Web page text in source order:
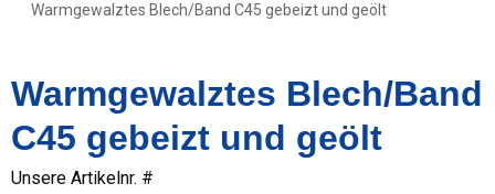
Warmgewalztes Blech/Band C45 gebeizt und geölt
Warmgewalztes Blech/Band
C45 gebeizt und geölt
Unsere Artikelnr. #